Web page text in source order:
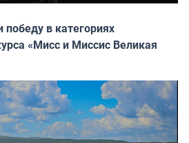
в категориях
«Мисс и Миссис Великая